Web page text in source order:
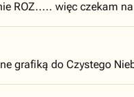
ROZ..... więc czekam
grafiką do Czystego